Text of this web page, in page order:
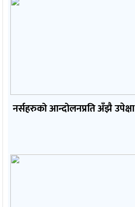
नर्सहरुको आन्दोलनप्रति अँझै उपेक्षा